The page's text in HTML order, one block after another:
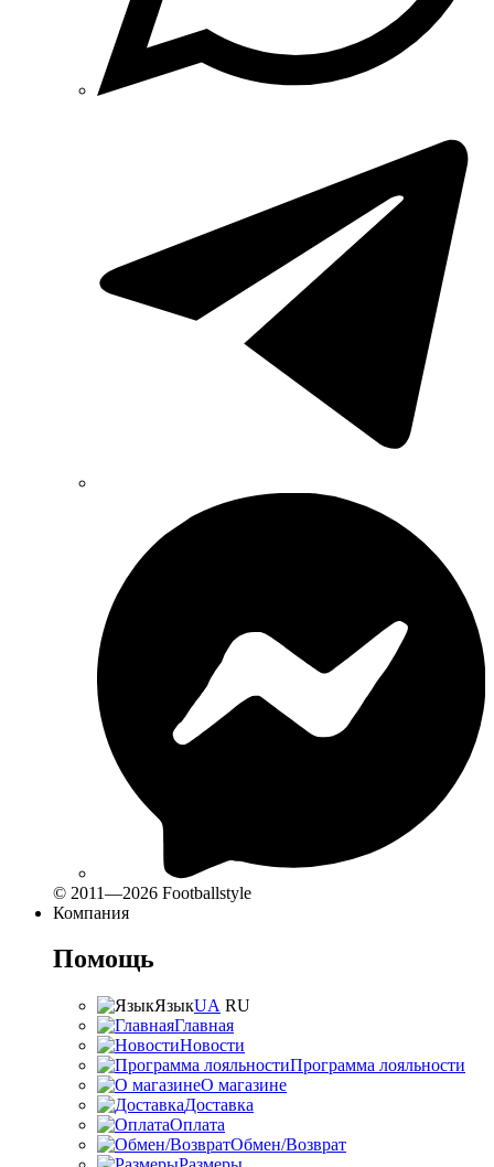
© 2011—2026 Footballstyle
Компания
Помощь
ЯзыкUA RU
Главная
Новости
Программа лояльности
О магазине
Доставка
Оплата
Обмен/Возврат